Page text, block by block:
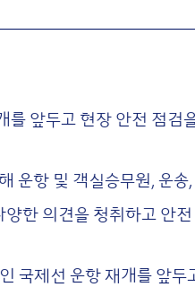
를 앞두고 현장 안전 점검
운항 및 객실승무원, 운
한 의견을 청취하고 안
국제선 운항 재개를 앞